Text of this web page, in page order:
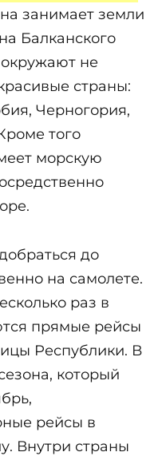
занимает земли
Балканского
не
страны:
Черногория,
того
морскую
до
на самолете.
раз в
прямые рейсы
Республики. В
который
рейсы в
Внутри страны